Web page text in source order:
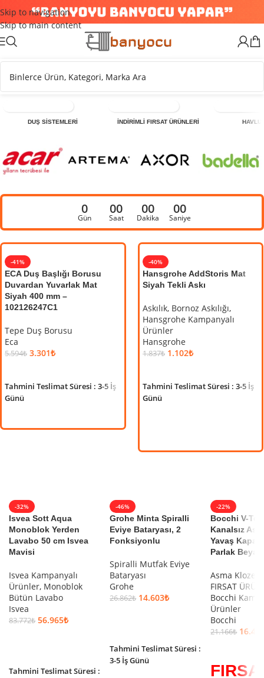
Skip to navigation
Skip to main content
DUŞ SİSTEMLERİ İNDİRİMLİ FIRSAT ÜRÜNLERİ
0
Gün
00
Saat
00
Dakika
00
Saniye
-41%
ECA Duş Başlığı Borusu
Duvardan Yuvarlak Mat
Siyah 400 mm –
102126247C1
Tepe Duş Borusu
Eca
5.594₺ 3.301₺
Tahmini Teslimat Süresi : 3-5 İş
Günü
-22%
ECA Neo Klasik Ara-Taharet
Musluğu
Tahret Muslukları
6.669₺ 5.196
SEPETE EKLE
-40%
Hansgrohe AddStoris Mat
Siyah Tekli Askı
Askılık, Bornoz Askılığı,
Hansgrohe Kampanyalı
Ürünler
Hansgrohe
1.837₺ 1.102₺
Tahmini Teslimat Süresi : 3-5 İş
Günü
-32%
Isvea Sott Aqua
Monoblok Yerden
Lavabo 50 cm Isvea
Mavisi
Isvea Kampanyalı
Ürünler, Monoblok
Bütün Lavabo
Isvea
83.772₺ 56.965₺
Tahmini Teslimat Süresi :
-46%
Grohe Minta Spiralli
Eviye Bataryası, 2
Fonksiyonlu
Spiralli Mutfak Eviye
Bataryası
Grohe
26.862₺ 14.603₺
Tahmini Teslimat Süresi :
3-5 İş Günü
-22%
Bocchi V-
Kanalsız
Yavaş
Parlak Beyaz
Asma Klozet
FIRSAT
Bocchi
Ürünler
Bocchi
21.166₺